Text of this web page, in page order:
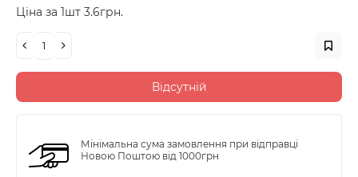
Ціна за 1шт 3.6грн.
Відсутній
Мінімальна сума замовлення при відправці
Новою Поштою від 1000грн